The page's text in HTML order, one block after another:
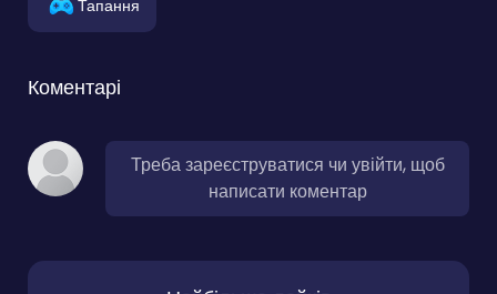
Тапання
Коментарі
Треба зареєструватися чи увійти, щоб
написати коментар